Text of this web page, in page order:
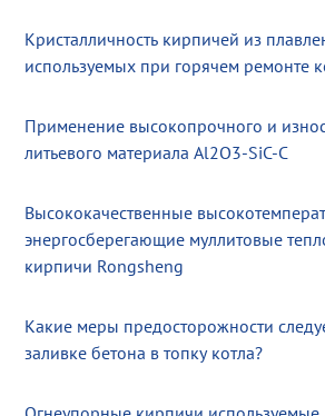
Кристалличность кирпичей из
используемых при горячем ремонте
Применение высокопрочного и
литьевого материала Al2O3-SiC-C
Высококачественные
энергосберегающие муллитовые
кирпичи Rongsheng
Какие меры предосторожности
заливке бетона в топку котла?